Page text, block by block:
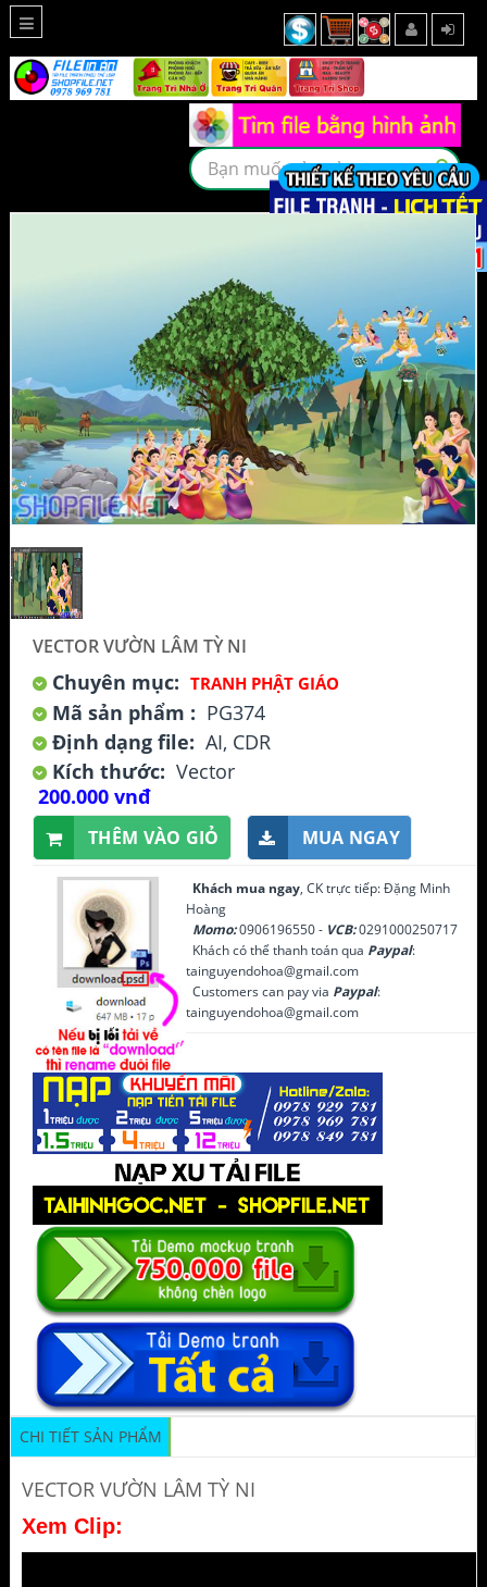
VECTOR VƯỜN LÂM TỲ NI
Chuyên mục: TRANH PHẬT GIÁO
Mã sản phẩm : PG374
Định dạng file: AI, CDR
Kích thước: Vector
200.000 vnđ
THÊM VÀO GIỎ MUA NGAY
Khách mua ngay, CK trực tiếp: Đặng Minh
Hoàng
Momo:0906196550 - VCB:0291000250717
Khách có thể thanh toán qua Paypal:
tainguyendohoa@gmail.com
Customers can pay via Paypal:
tainguyendohoa@gmail.com
CHI TIẾT SẢN PHẨM
VECTOR VƯỜN LÂM TỲ NI
Xem Clip: